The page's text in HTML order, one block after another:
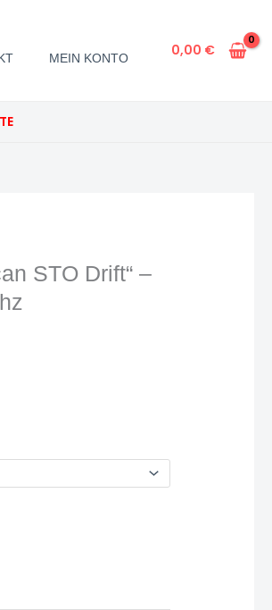
MEIN KONTO 0,00 €
STO Drift“ –